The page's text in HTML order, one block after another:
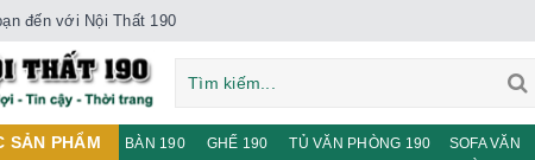
đến với Nội Thất 190
SẢN PHẨM BÀN 190 GHẾ 190 TỦ VĂN PHÒNG 190
SOFA VĂN